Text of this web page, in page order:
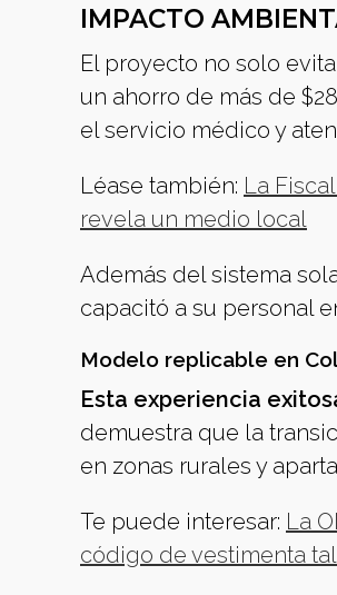
IMPACTO
El proyecto no solo
un ahorro de más de
el servicio médico y
Léase también: La
revela un medio local
Además del sistema
capacitó a su personal
Modelo replicable en
Esta experiencia
demuestra que la
en zonas rurales y
Te puede interesar: La
código de vestimenta